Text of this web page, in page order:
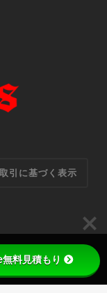
引に基づく表示
料見積もり